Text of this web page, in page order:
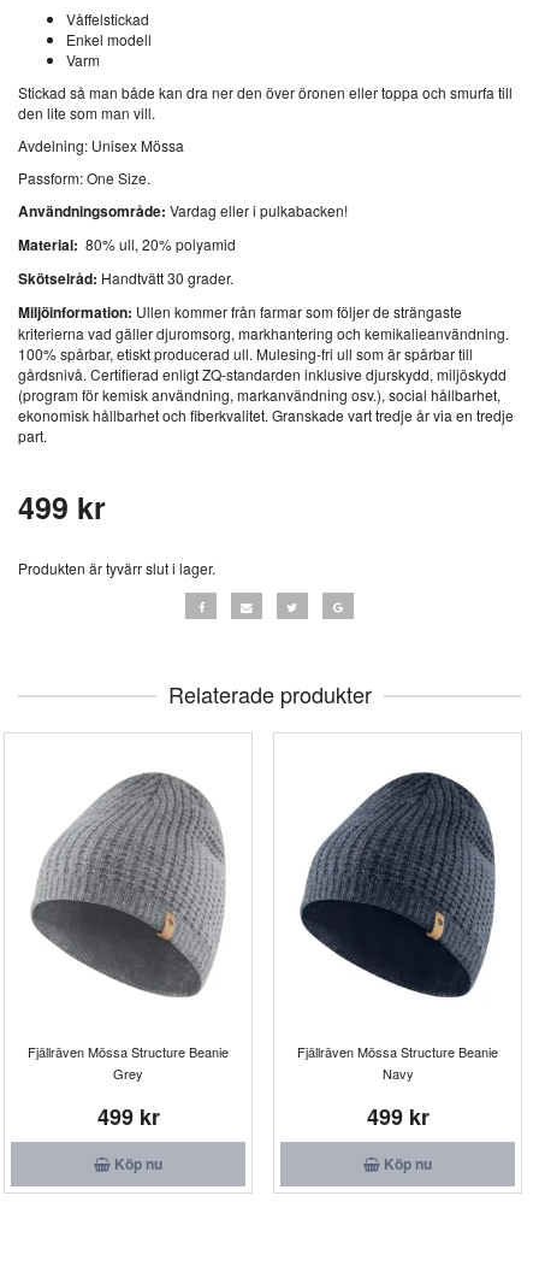
Våffelstickad
Enkel modell
Varm
Stickad så man både kan dra ner den över öronen eller toppa och smurfa till
den lite som man vill.
Avdelning: Unisex Mössa
Passform: One Size.
Användningsområde: Vardag eller i pulkabacken!
Material: 80% ull, 20% polyamid
Skötselråd: Handtvätt 30 grader.
Miljöinformation: Ullen kommer från farmar som följer de strängaste
kriterierna vad gäller djuromsorg, markhantering och kemikalieanvändning.
100% spårbar, etiskt producerad ull. Mulesing-fri ull som är spårbar till
gårdsnivå. Certifierad enligt ZQ-standarden inklusive djurskydd, miljöskydd
(program för kemisk användning, markanvändning osv.), social hållbarhet,
ekonomisk hållbarhet och fiberkvalitet. Granskade vart tredje år via en tredje
part.
499 kr
Produkten är tyvärr slut i lager.
Relaterade produkter
Fjällräven Mössa Structure Beanie
Grey
499 kr
Köp nu
Fjällräven Mössa Structure Beanie
Navy
499 kr
Köp nu